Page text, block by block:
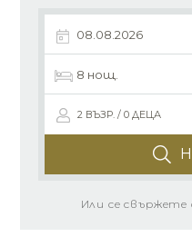
2 ВЪЗР. / 0 ДЕЦА
Или се свържете